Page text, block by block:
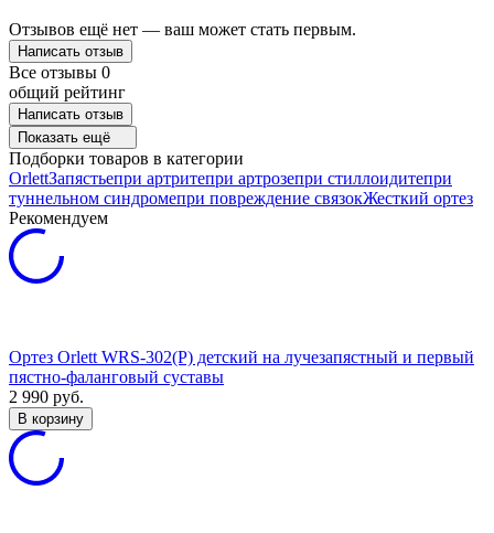
Отзывов ещё нет — ваш может стать первым.
Написать отзыв
Все отзывы 0
общий рейтинг
Написать отзыв
Показать ещё
Подборки товаров в категории
OrlettЗапястьепри артритепри артрозепри стиллоидитепри
туннельном синдромепри повреждение связокЖесткий ортез
Рекомендуем
Ортез Orlett WRS-302(P) детский на лучезапястный и первый
пястно-фаланговый суставы
2 990 руб.
В корзину